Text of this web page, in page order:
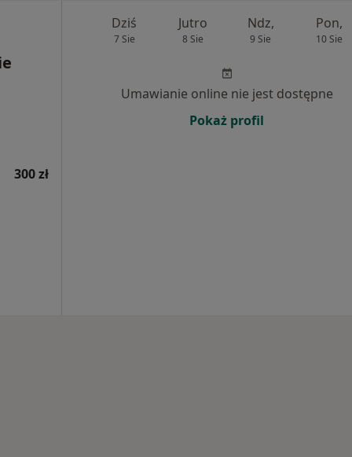
300 zł
Dziś
7 Sie
Jutro
8 Sie
Ndz,
9 Sie
Pon,
10 Sie
Umawianie online nie jest dostępne
Pokaż profil